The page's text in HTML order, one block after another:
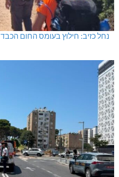
נחל כזיב: חילוץ בעומס החום הכבד